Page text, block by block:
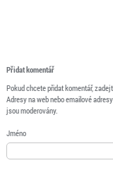
Přidat komentář
Pokud chcete přidat komentář,
Adresy na web nebo emailové
jsou moderovány.
Jméno